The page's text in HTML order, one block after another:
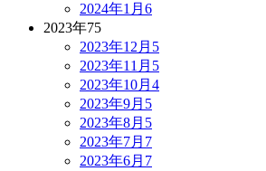
2024年1月 6
2023年75
2023年12月 5
2023年11月 5
2023年10月 4
2023年9月 5
2023年8月 5
2023年7月 7
2023年6月 7